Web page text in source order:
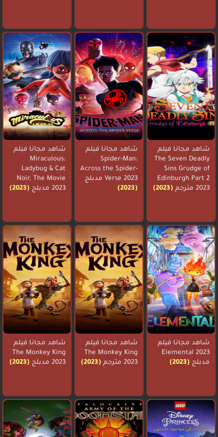
شاهد مجانا فيلم
The Seven Deadly
Sins Grudge of
Edinburgh Part 2
2023 مترجم
(2023)
شاهد مجانا فيلم
Spider-Man:
Across the Spider-
Verse 2023 مدبلج
(2023)
شاهد مجانا فيلم
Miraculous:
Ladybug & Cat
Noir, The Movie
2023 مدبلج
(2023)
شاهد مجانا فيلم
Elemental 2023
مدبلج (2023)
شاهد مجانا فيلم
The Monkey King
2023 مترجم
(2023)
شاهد مجانا فيلم
The Monkey King
2023 مدبلج
(2023)